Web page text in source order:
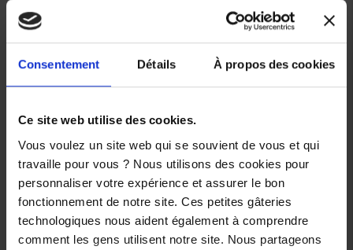
Consentement Détails À propos des cookies
Ce site web utilise des cookies.
Vous voulez un site web qui se souvient de vous et qui
travaille pour vous ? Nous utilisons des cookies pour
personnaliser votre expérience et assurer le bon
fonctionnement de notre site. Ces petites gâteries
technologiques nous aident également à comprendre
comment les gens utilisent notre site. Nous partageons
Affichage 1-3 de 3 article(s)